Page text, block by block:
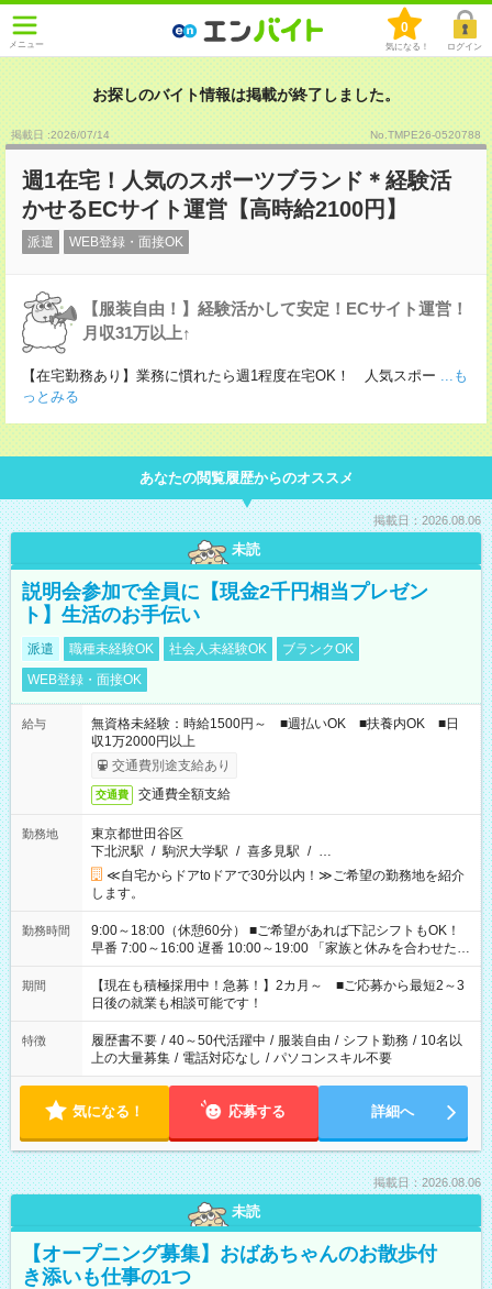
メニュー
0
気になる！ ログイン
お探しのバイト情報は掲載が終了しました。
掲載日 :2026/07/14 No.TMPE26-0520788
週1在宅！人気のスポーツブランド＊経験活
かせるECサイト運営【高時給2100円】
派遣 WEB登録・面接OK
【服装自由！】経験活かして安定！ECサイト運営！
月収31万以上↑
【在宅勤務あり】業務に慣れたら週1程度在宅OK！ 人気スポー ...も
っとみる
あなたの閲覧履歴からのオススメ
掲載日：2026.08.06
未読
説明会参加で全員に【現金2千円相当プレゼン
ト】生活のお手伝い
派遣 職種未経験OK 社会人未経験OK
ブランクOK
WEB登録・面接OK
給与
無資格未経験：時給1500円～ ■週払いOK ■扶養内OK ■日
収1万2000円以上
交通費別途支給あり
交通費 交通費全額支給
勤務地
東京都世田谷区
下北沢駅 / 駒沢大学駅 / 喜多見駅 / …
≪自宅からドアtoドアで30分以内！≫ご希望の勤務地を紹介
します。
勤務時間
9:00～18:00（休憩60分） ■ご希望があれば下記シフトもOK！
早番 7:00～16:00 遅番 10:00～19:00 「家族と休みを合わせた
い」 「余裕を持って夕飯の準備がしたい」 「できれば残業はし
たくない」 など、ご希望を教えてくださいね。 ※Wワーク希望
の方へ 今ご覧のお仕事で希望する勤務時間と、もう1つのお仕事
の勤務時間。 合計で週40時間を超える場合は応募できません。
期間
【現在も積極採用中！急募！】2カ月～ ■ご応募から最短2～3
日後の就業も相談可能です！
特徴 履歴書不要 / 40～50代活躍中 / 服装自由 / シフト勤務 / 10名以
上の大量募集 / 電話対応なし / パソコンスキル不要
気になる！ 応募する 詳細へ
掲載日：2026.08.06
未読
【オープニング募集】おばあちゃんのお散歩付
き添いも仕事の1つ